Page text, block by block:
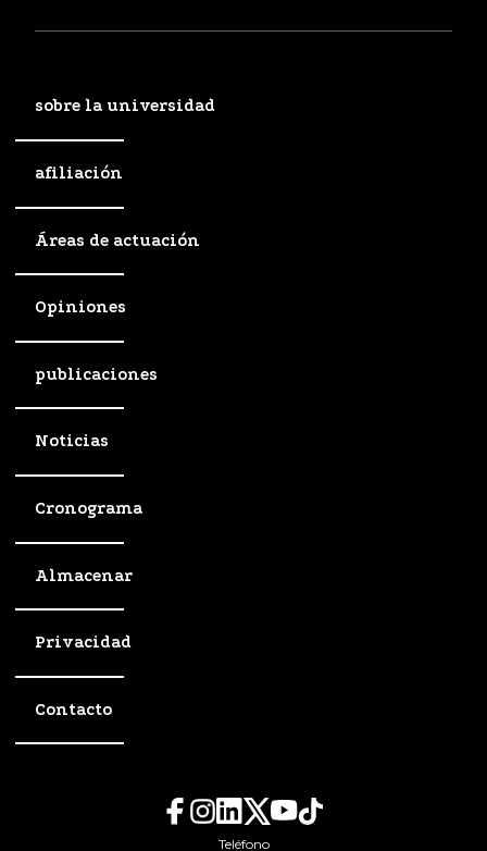
sobre la universidad
afiliación
Áreas de actuación
Opiniones
publicaciones
Noticias
Cronograma
Almacenar
Privacidad
Contacto
Teléfono